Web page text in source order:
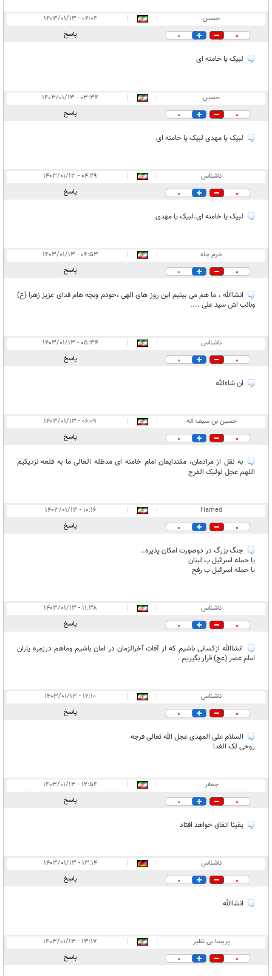
حسین |
|
۰۲:۰۴ - ۱۴۰۳/۰۱/۱۳
0
0 پاسخ
لبیک یا خامنه ای
حسین |
|
۰۳:۳۴ - ۱۴۰۳/۰۱/۱۳
0
0 پاسخ
لبیک یا مهدی لبیک یا خامنه ای
ناشناس |
|
۰۴:۲۹ - ۱۴۰۳/۰۱/۱۳
0
0 پاسخ
لبیک یا خامنه ای.لبیک یا مهدی
خرم جاه |
|
۰۴:۵۳ - ۱۴۰۳/۰۱/۱۳
0
0 پاسخ
انشاالله ، ما هم می بینیم این روز های الهی ،خودم وبچه هام فدای عزیز زهرا (ع)
ونائب اش سید علی ....
ناشناس |
|
۰۵:۳۴ - ۱۴۰۳/۰۱/۱۳
0
0 پاسخ
ان شاءالله
حسین بن سیف اله |
|
۰۶:۰۹ - ۱۴۰۳/۰۱/۱۳
0
0 پاسخ
به نقل از مرادمان، مقتدایمان امام خامنه ای مدظله العالی ما به قلعه نزدیکیم
اللهم عجل لولیک الفرج
Hamed
|
|
۱۰:۱۶ - ۱۴۰۳/۰۱/۱۳
0
0 پاسخ
جنگ بزرگ در دوصورت امکان پذیره..
یا حمله اسرائیل ب لبنان
یا حمله اسرائیل ب رفح
ناشناس |
|
۱۱:۳۸ - ۱۴۰۳/۰۱/۱۳
0
0 پاسخ
انشاالله ازکسانی باشیم که از آفات آخرالزمان در امان باشیم وماهم درزمره یاران
امام عصر (عج) قرار بگیریم .
ناشناس |
|
۱۲:۱۰ - ۱۴۰۳/۰۱/۱۳
0
0 پاسخ
السلام علی المهدی عجل الله تعالی فرجه
روحی لک الفدا
جعفر |
|
۱۲:۵۴ - ۱۴۰۳/۰۱/۱۳
0
0 پاسخ
یقینا اتفاق خواهد افتاد
ناشناس |
|
۱۳:۱۴ - ۱۴۰۳/۰۱/۱۳
0
0 پاسخ
انشاالله
پریسا بی نظیر |
|
۱۳:۱۷ - ۱۴۰۳/۰۱/۱۳
0
0 پاسخ